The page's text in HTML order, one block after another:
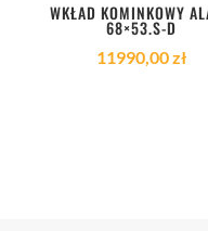
WKŁAD KOMINKOWY
68×53.S-D
11990,00zł